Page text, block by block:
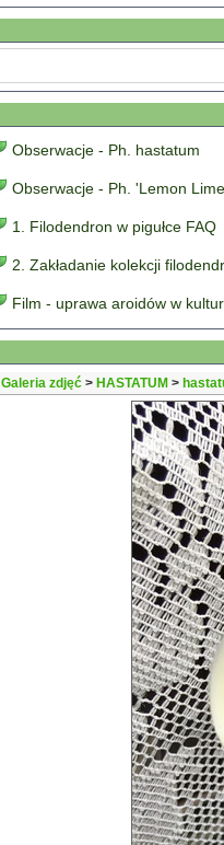
Obserwacje - Ph. hastatum
Obserwacje - Ph. 'Lemon
1. Filodendron w pigułce FAQ
2. Zakładanie kolekcji
Film - uprawa aroidów w
Galeria zdjęć > HASTATUM >